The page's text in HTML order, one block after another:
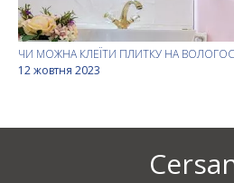
ЧИ МОЖНА КЛЕЇТИ ПЛИТКУ НА
12 жовтня 2023